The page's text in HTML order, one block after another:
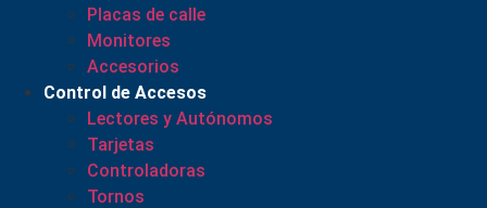
Placas de calle
Monitores
Accesorios
Control de Accesos
Lectores y Autónomos
Tarjetas
Controladoras
Tornos